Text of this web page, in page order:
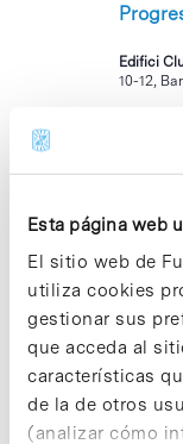
Esta página web
El sitio web de
utiliza cookies
gestionar sus
que acceda al
características
de la de otros
(analizar cómo
Edifici
10-12,
BAKE
28